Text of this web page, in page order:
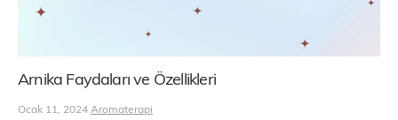
Arnika Faydaları ve Özellikleri
Ocak 11, 2024 Aromaterapi